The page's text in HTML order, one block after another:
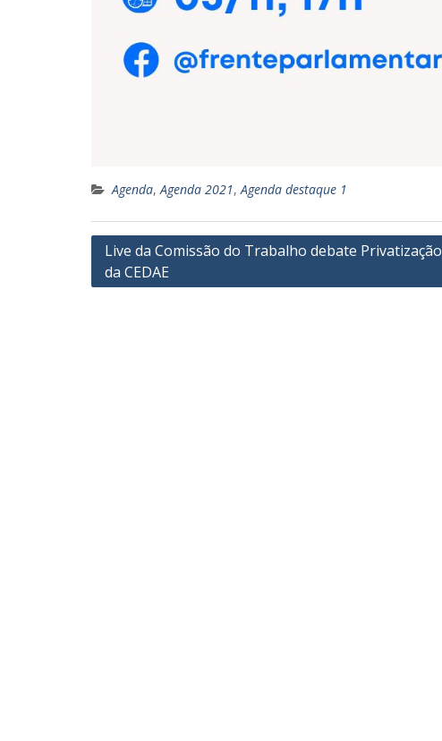
Agenda,Agenda 2021,Agenda destaque 1
Navegação
de
Live da Comissão do Trabalho debate Privatização
da CEDAE